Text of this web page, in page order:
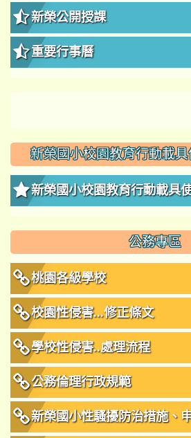
新榮公開授課
重要行事曆
新榮國小校園教育行動載
新榮國小校園教育行動載具
公務專區
桃園各級學校
校園性侵害...修正條文
學校性侵害..處理流程
公務倫理行政規範
新榮國小性騷擾防治措施、